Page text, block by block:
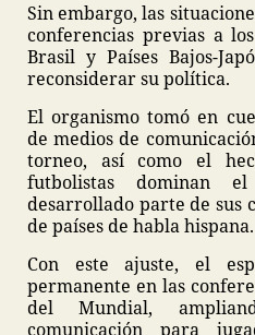
Sin embargo, las
conferencias previas a
Brasil y Países Bajos-
reconsiderar su política.
El organismo tomó en
de medios de
torneo, así como el
futbolistas dominan
desarrollado parte de sus
de países de habla hispana.
Con este ajuste, el
permanente en las
del Mundial,
comunicación para